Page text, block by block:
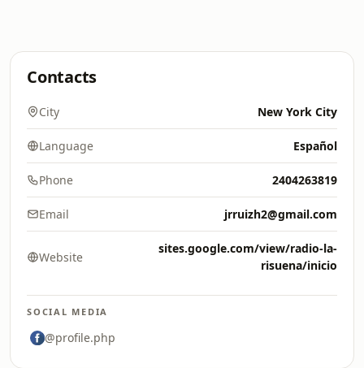
Contacts
City New York City
Language Español
Phone 2404263819
Email jrruizh2@gmail.com
Website
sites.google.com/view/radio-la-
risuena/inicio
SOCIAL MEDIA
@profile.php